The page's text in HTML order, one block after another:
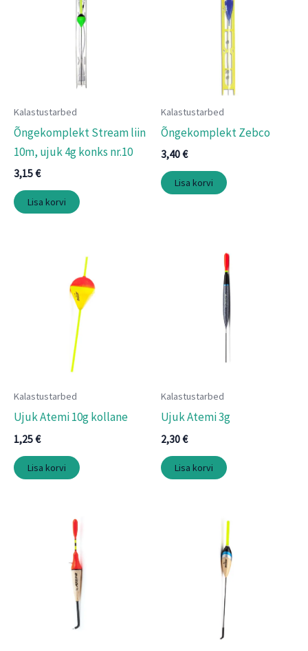
Kalastustarbed
Õngekomplekt Stream liin
10m, ujuk 4g konks nr.10
3,15€
Lisa korvi
Kalastustarbed
Õngekomplekt Zebco
3,40€
Lisa korvi
Kalastustarbed
Ujuk Atemi 10g kollane
1,25€
Lisa korvi
Kalastustarbed
Ujuk Atemi 3g
2,30€
Lisa korvi